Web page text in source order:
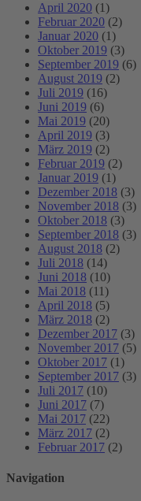
April 2020 (1)
Februar 2020 (2)
Januar 2020 (1)
Oktober 2019 (3)
September 2019 (6)
August 2019 (2)
Juli 2019 (16)
Juni 2019 (6)
Mai 2019 (20)
April 2019 (3)
März 2019 (2)
Februar 2019 (2)
Januar 2019 (1)
Dezember 2018 (3)
November 2018 (3)
Oktober 2018 (3)
September 2018 (3)
August 2018 (2)
Juli 2018 (14)
Juni 2018 (10)
Mai 2018 (11)
April 2018 (5)
März 2018 (2)
Dezember 2017 (3)
November 2017 (5)
Oktober 2017 (1)
September 2017 (3)
Juli 2017 (10)
Juni 2017 (7)
Mai 2017 (22)
März 2017 (2)
Februar 2017 (2)
Navigation